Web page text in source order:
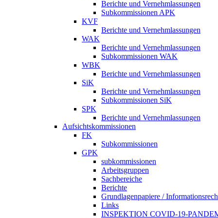
Berichte und Vernehmlassungen
Subkommissionen APK
KVF
Berichte und Vernehmlassungen
WAK
Berichte und Vernehmlassungen
Subkommissionen WAK
WBK
Berichte und Vernehmlassungen
SiK
Berichte und Vernehmlassungen
Subkommissionen SiK
SPK
Berichte und Vernehmlassungen
Aufsichtskommissionen
FK
Subkommissionen
GPK
subkommissionen
Arbeitsgruppen
Sachbereiche
Berichte
Grundlagenpapiere /
Links
INSPEKTION COVID-19-